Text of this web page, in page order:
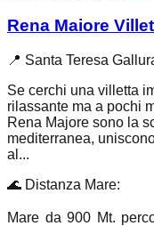
Rena Maiore
📍 Santa Teresa
Se cerchi una villetta
rilassante ma a pochi
Rena Majore sono la
mediterranea,
al...
🌊 Distanza Mare:
Mare da 900 Mt.